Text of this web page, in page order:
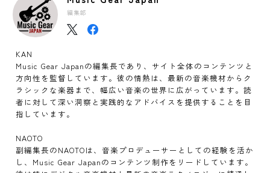
編集部
KAN
Music Gear Japanの編集長であり、サイト全体のコンテンツと
方向性を監督しています。彼の情熱は、最新の音楽機材からク
ラシックな楽器まで、幅広い音楽の世界に広がっています。読
者に対して深い洞察と実践的なアドバイスを提供することを目
指しています。
NAOTO
副編集長のNAOTOは、音楽プロデューサーとしての経験を活か
し、Music Gear Japanのコンテンツ制作をリードしています。